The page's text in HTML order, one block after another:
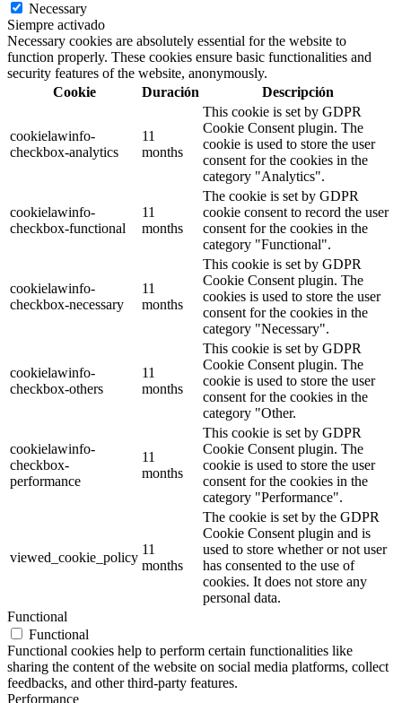
Necessary
Siempre activado
Necessary cookies are absolutely essential for the website to
function properly. These cookies ensure basic functionalities and
security features of the website, anonymously.
Cookie
Duración Descripción
cookielawinfo-
checkbox-analytics
11
months
This cookie is set by GDPR
Cookie Consent plugin. The
cookie is used to store the user
consent for the cookies in the
category "Analytics".
cookielawinfo-
checkbox-functional
11
months
The cookie is set by GDPR
cookie consent to record the user
consent for the cookies in the
category "Functional".
cookielawinfo-
checkbox-necessary
11
months
This cookie is set by GDPR
Cookie Consent plugin. The
cookies is used to store the user
consent for the cookies in the
category "Necessary".
cookielawinfo-
checkbox-others
11
months
This cookie is set by GDPR
Cookie Consent plugin. The
cookie is used to store the user
consent for the cookies in the
category "Other.
cookielawinfo-
checkbox-
performance
11
months
This cookie is set by GDPR
Cookie Consent plugin. The
cookie is used to store the user
consent for the cookies in the
category "Performance".
viewed_cookie_policy
11
months
The cookie is set by the GDPR
Cookie Consent plugin and is
used to store whether or not user
has consented to the use of
cookies. It does not store any
personal data.
Functional
Functional
Functional cookies help to perform certain functionalities like
sharing the content of the website on social media platforms, collect
feedbacks, and other third-party features.
Performance